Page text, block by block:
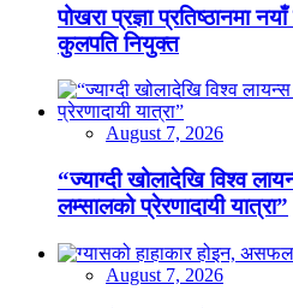
पोखरा प्रज्ञा प्रतिष्ठानमा
कुलपति नियुक्त
August 7, 2026
“ज्याग्दी खोलादेखि विश्व
लम्सालको प्रेरणादायी यात्रा”
August 7, 2026